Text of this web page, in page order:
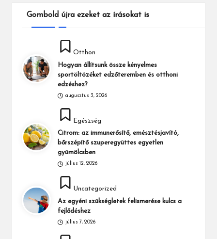
Gombold újra ezeket az írásokat is
Otthon
Hogyan állítsunk össze kényelmes
sportöltözéket edzőteremben és otthoni
edzéshez?
augusztus 3, 2026
Posted
in
Egészség
Citrom: az immunerősítő, emésztésjavító,
bőrszépítő szuperegyüttes egyetlen
gyümölcsben
július 12, 2026
Uncategorized
Az egyéni szükségletek felismerése kulcs a
fejlődéshez
július 7, 2026